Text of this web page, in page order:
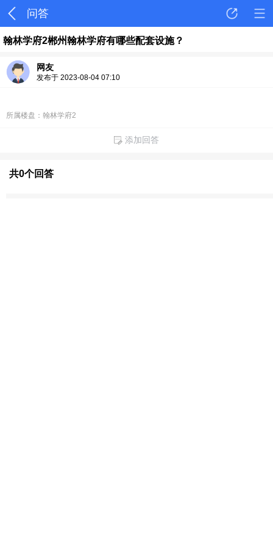
问答
翰林学府2郴州翰林学府有哪些配套设施？
网友
发布于 2023-08-04 07:10
所属楼盘：翰林学府2
添加回答
共0个回答